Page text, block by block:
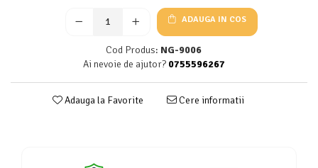
ADAUGA IN COS
Cod Produs: NG-9006
Ai nevoie de ajutor? 0755596267
Adauga la Favorite Cere informatii